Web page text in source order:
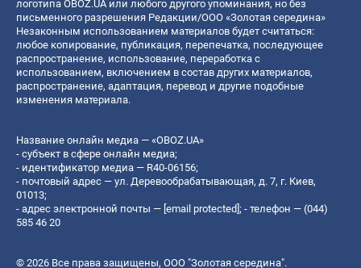
логотипа OBOZ.UA или любого другого упоминания, но без
письменного разрешения Редакции/ООО «Золотая середина»
Незаконным использованием материалов будет считаться:
любое копирование, публикация, перепечатка, последующее
распространение, использование, переработка с
использованием, включением в состав других материалов,
распространение, адаптация, перевод и другие подобные
изменения материала.
Название онлайн медиа — «OBOZ.UA»
- субъект в сфере онлайн медиа;
- идентификатор медиа — R40-06156;
- почтовый адрес — ул. Деревообрабатывающая, д. 7, г. Киев,
01013;
- адрес электронной почты — [email protected] ; - телефон — (044)
585 46 20
© 2026 Все права защищены, ООО "Золотая середина".